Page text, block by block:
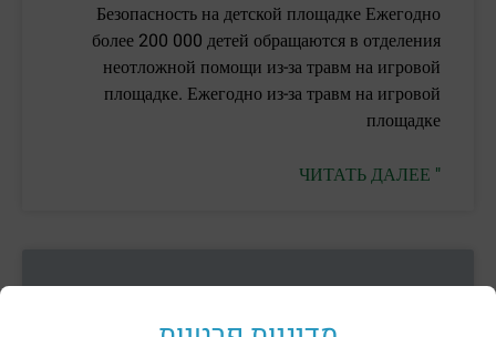
Безопасность на детской площадке Ежегодно
более 200 000 детей обращаются в отделения
неотложной помощи из-за травм на игровой
площадке. Ежегодно из-за травм на игровой
площадке
ЧИТАТЬ ДАЛЕЕ "